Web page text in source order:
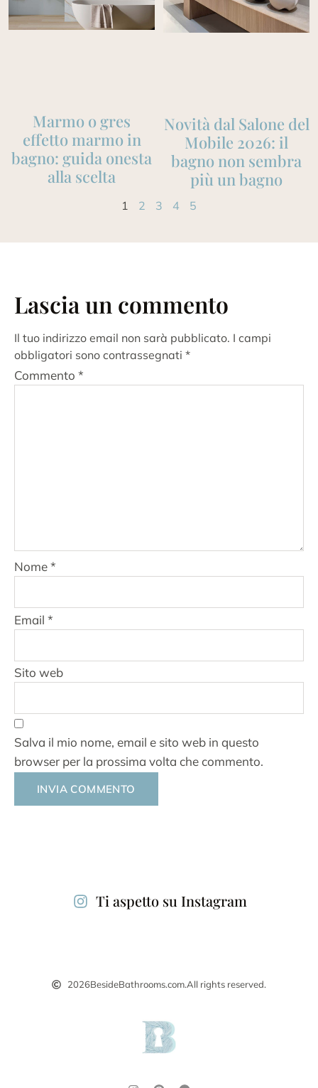
Marmo o gres
effetto marmo in
bagno: guida onesta
alla scelta
Novità dal Salone del
Mobile 2026: il
bagno non sembra
più un bagno
1 2 3 4 5
Lascia un commento
Il tuo indirizzo email non sarà pubblicato. I campi
obbligatori sono contrassegnati *
Commento *
Nome*
Email *
Sito web
Salva il mio nome, email e sito web in questo
browser per la prossima volta che commento.
Ti aspetto su Instagram
2026BesideBathrooms.com.All rights reserved.